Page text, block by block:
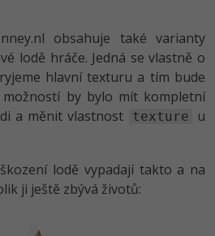
(AI) -10%
obsahuje také varianty
lodě hráče. Jedná se vlastně o
hlavní texturu a tím bude
možností by bylo mít kompletní
a měnit vlastnost
texture u
lodě vypadají takto a na
ji ještě zbývá životů: